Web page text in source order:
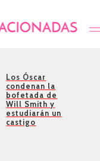
Los Óscar
condenan la
bofetada de
Will Smith y
estudiarán un
castigo